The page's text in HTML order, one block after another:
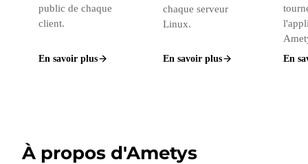
public de chaque
client.
En savoir plus
chaque serveur
Linux.
En savoir plus En
À propos d'Ametys